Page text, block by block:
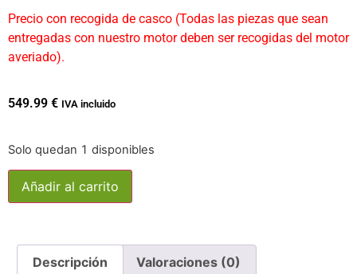
Precio con recogida de casco (Todas las piezas que sean
entregadas con nuestro motor deben ser recogidas del motor
averiado).
549.99 € IVA incluido
Solo quedan 1 disponibles
Añadir al carrito
Descripción Valoraciones (0)